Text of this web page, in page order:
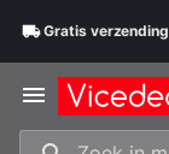
Gratisverzending